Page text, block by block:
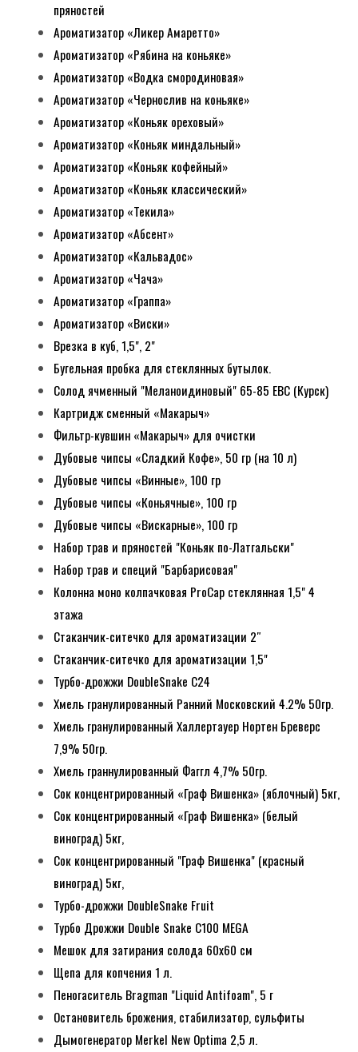
пряностей
Ароматизатор «Ликер Амаретто»
Ароматизатор «Рябина на коньяке»
Ароматизатор «Водка смородиновая»
Ароматизатор «Чернослив на коньяке»
Ароматизатор «Коньяк ореховый»
Ароматизатор «Коньяк миндальный»
Ароматизатор «Коньяк кофейный»
Ароматизатор «Коньяк классический»
Ароматизатор «Текила»
Ароматизатор «Абсент»
Ароматизатор «Кальвадос»
Ароматизатор «Чача»
Ароматизатор «Граппа»
Ароматизатор «Виски»
Врезка в куб, 1,5", 2"
Бугельная пробка для стеклянных бутылок.
Солод ячменный "Меланоидиновый" 65-85 EBC (Курск)
Картридж сменный «Макарыч»
Фильтр-кувшин «Макарыч» для очистки
Дубовые чипсы «Сладкий Кофе», 50 гр (на 10 л)
Дубовые чипсы «Винные», 100 гр
Дубовые чипсы «Коньячные», 100 гр
Дубовые чипсы «Вискарные», 100 гр
Набор трав и пряностей "Коньяк по-Латгальски"
Набор трав и специй "Барбарисовая"
Колонна моно колпачковая ProCap стеклянная 1,5" 4
этажа
Стаканчик-ситечко для ароматизации 2″
Стаканчик-ситечко для ароматизации 1,5"
Турбо-дрожжи DoubleSnake C24
Хмель гранулированный Ранний Московский 4.2% 50гр.
Хмель гранулированный Халлертауер Нортен Бреверс
7,9% 50гр.
Хмель граннулированный Фаггл 4,7% 50гр.
Сок концентрированный «Граф Вишенка» (яблочный) 5кг,
Сок концентрированный «Граф Вишенка» (белый
виноград) 5кг,
Сок концентрированный "Граф Вишенка" (красный
виноград) 5кг,
Турбо-дрожжи DoubleSnake Fruit
Турбо Дрожжи Double Snake C100 MEGA
Мешок для затирания солода 60х60 см
Щепа для копчения 1 л.
Пеногаситель Bragman "Liquid Antifoam", 5 г
Остановитель брожения, стабилизатор, сульфиты
Дымогенератор Merkel New Optima 2,5 л.